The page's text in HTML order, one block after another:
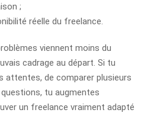
;
réelle du freelance.
viennent moins du
cadrage au départ. Si tu
attentes, de comparer plusieurs
tu augmentes
un freelance vraiment adapté